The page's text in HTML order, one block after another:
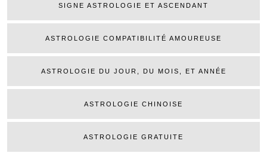
SIGNE ASTROLOGIE ET ASCENDANT
ASTROLOGIE COMPATIBILITÉ AMOUREUSE
ASTROLOGIE DU JOUR, DU MOIS, ET ANNÉE
ASTROLOGIE CHINOISE
ASTROLOGIE GRATUITE